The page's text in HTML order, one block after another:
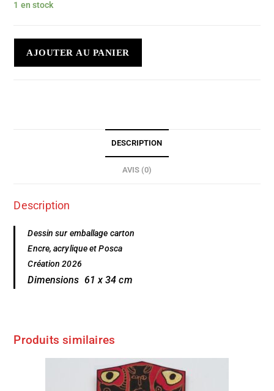
1 en stock
AJOUTER AU PANIER
DESCRIPTION
AVIS (0)
Description
Dessin sur emballage carton
Encre, acrylique et Posca
Création 2026
Dimensions 61 x 34 cm
Produits similaires